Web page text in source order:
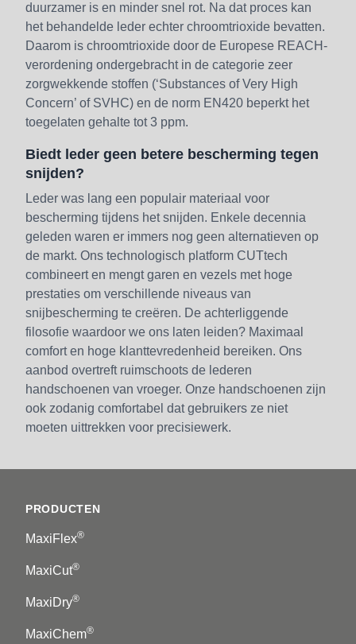
duurzamer is en minder snel rot. Na dat proces kan
het behandelde leder echter chroomtrioxide bevatten.
Daarom is chroomtrioxide door de Europese REACH-
verordening ondergebracht in de categorie zeer
zorgwekkende stoffen (‘Substances of Very High
Concern’ of SVHC) en de norm EN420 beperkt het
toegelaten gehalte tot 3 ppm.
Biedt leder geen betere bescherming tegen
snijden?
Leder was lang een populair materiaal voor
bescherming tijdens het snijden. Enkele decennia
geleden waren er immers nog geen alternatieven op
de markt. Ons technologisch platform CUTtech
combineert en mengt garen en vezels met hoge
prestaties om verschillende niveaus van
snijbescherming te creëren. De achterliggende
filosofie waardoor we ons laten leiden? Maximaal
comfort en hoge klanttevredenheid bereiken. Ons
aanbod overtreft ruimschoots de lederen
handschoenen van vroeger. Onze handschoenen zijn
ook zodanig comfortabel dat gebruikers ze niet
moeten uittrekken voor precisiewerk.
PRODUCTEN
MaxiFlex®
MaxiCut®
MaxiDry®
MaxiChem®